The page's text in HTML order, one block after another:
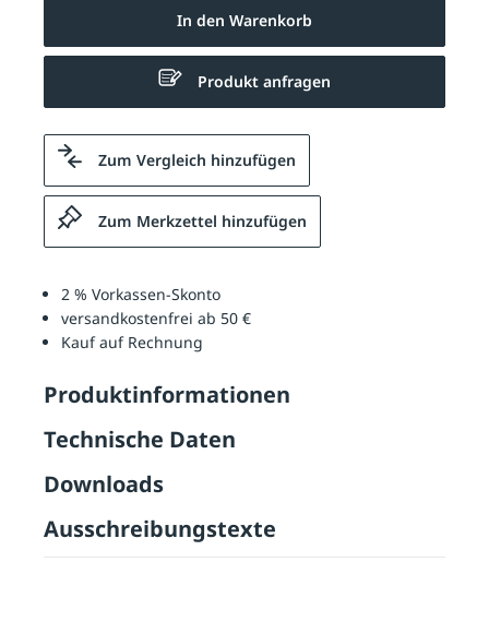
In den Warenkorb
Produkt anfragen
Zum Vergleich hinzufügen
Zum Merkzettel hinzufügen
2 % Vorkassen-Skonto
versandkostenfrei ab 50 €
Kauf auf Rechnung
Produktinformationen
Technische Daten
Downloads
Ausschreibungstexte